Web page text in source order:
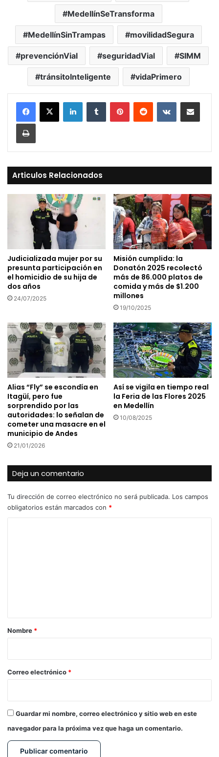
MedellínSeTransforma
MedellínSinTrampas movilidadSegura
prevenciónVial seguridadVial SIMM
tránsitoInteligente vidaPrimero
LinkedInTumblr PinterestReddit VKontakteCompartir vía Mail
Print
Articulos Relacionados
Judicializada mujer por su
presunta participación en
el homicidio de su hija de
dos años
24/07/2025
Misión cumplida: la
Donatón 2025 recolectó
más de 86.000 platos de
comida y más de $1.200
millones
19/10/2025
Alias “Fly” se escondía en
Itagüí, pero fue
sorprendido por las
autoridades: lo señalan de
cometer una masacre en el
municipio de Andes
21/01/2026
Así se vigila en tiempo real
la Feria de las Flores 2025
en Medellín
10/08/2025
Deja un comentario
Tu dirección de correo electrónico no será publicada. Los campos
obligatorios están marcados con *
r
*
Nombre *
Correo electrónico *
Guardar mi nombre, correo electrónico y sitio web en este
navegador para la próxima vez que haga un comentario.